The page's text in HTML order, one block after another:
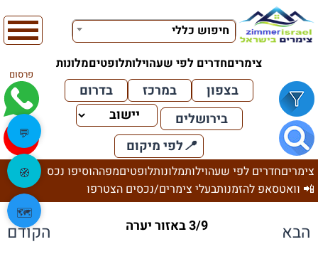
חיפוש כללי
צימריםחדרים לפי שעהוילותלופטיםמלונות
פרסום
בצפון במרכז
בדרום
בירושלים
📍לפי מיקום
צימריםחדרים לפי שעהוילותמלונותלופטיםמפההוסיפו נכס
📲 וואטסאפ להזמנותבעלי צימרים/נכסים הצטרפו
הבא 3/9 באזור יערה הקודם
💬
🧭
🗺️